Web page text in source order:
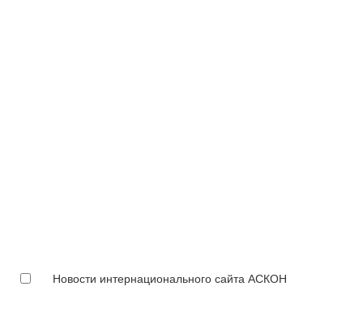
Новости интернационального сайта АСКОН